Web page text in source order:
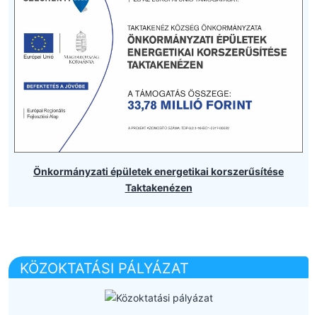
Önkormányzati épületek energetikai korszerűsítése
Taktakenézen
KÖZOKTATÁSI PÁLYÁZAT